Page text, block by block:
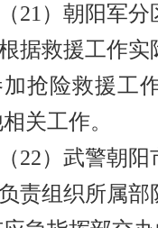
（21 ）朝阳军分
据救援工作实
加抢险救援工
关工作。
（22）武警朝阳
责组织所属部